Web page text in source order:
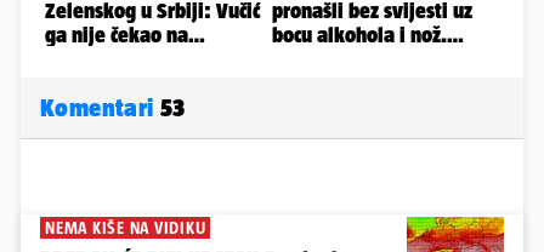
Komentari 53
NEMA KIŠE NA VIDIKU